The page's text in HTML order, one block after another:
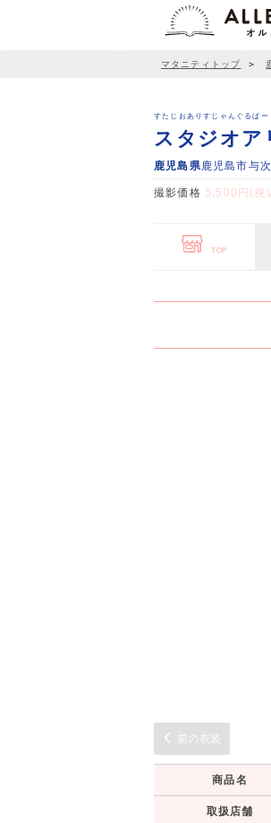
マタニティトップ ＞
すたじおありすじゃんぐるぱー
スタジオア
鹿児島県 鹿児島市与
撮影価格 5,500円(税
TOP
前の衣装
商品名
取扱店舗